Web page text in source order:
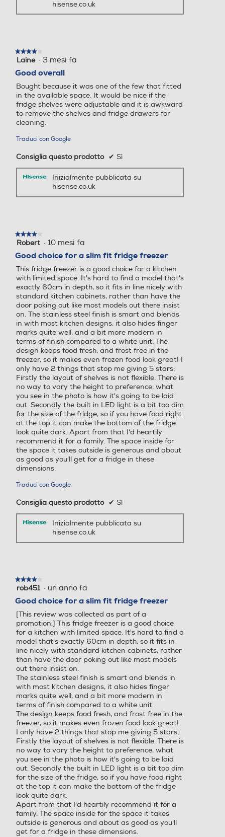
Raffreddamento
Altre funzioni Altre funzioni
Tipo di frigorifero
Combinato
Tipo di frigorifero
Tipo d'installazione
Libera
Tipo d'installazione
Numero di compressori
1
Numero di compressori
Posizione cerniere
A destra
Posizione cerniere
Numero di porte Numero di porte
Tipo porta
A cerniera
Tipo porta
Maniglie integrate Maniglie integrate
Altre descrizioni strutturali
Illuminazione LED interna,
piedini regolabili, Cassetto
Crisp con controllo umidità
Altezza-mm
1856
Larghezza-mm
595
Larghezza-mm
Profondità-mm
600
Profondità-mm
Peso-Kg
73
Peso-Kg
hisense.co.uk
★★★★★
★★★★★
4
5
stelle.
Laine · 3 mesi fa
Good overall
Bought because it was one of the few that fitted
in the available space. It would be nice if the
fridge shelves were adjustable and it is awkward
to remove the shelves and fridge drawers for
cleaning.
Traduci con Google
Consiglia questo prodotto ✔ Sì
Inizialmente pubblicata su
hisense.co.uk
★★★★★
★★★★★
4
5
stelle.
Robert · 10 mesi fa
Good choice for a slim fit fridge freezer
This fridge freezer is a good choice for a kitchen
with limited space. It's hard to find a model that's
exactly 60cm in depth, so it fits in line nicely with
standard kitchen cabinets, rather than have the
door poking out like most models out there insist
on. The stainless steel finish is smart and blends
in with most kitchen designs, it also hides finger
marks quite well, and a bit more modern in
terms of finish compared to a white unit. The
design keeps food fresh, and frost free in the
freezer, so it makes even frozen food look great! I
only have 2 things that stop me giving 5 stars;
Firstly the layout of shelves is not flexible. There is
no way to vary the height to preference, what
you see in the photo is how it's going to be laid
out. Secondly the built in LED light is a bit too dim
for the size of the fridge, so if you have food right
at the top it can make the bottom of the fridge
look quite dark. Apart from that I'd heartily
recommend it for a family. The space inside for
the space it takes outside is generous and about
as good as you'll get for a fridge in these
dimensions.
Traduci con Google
Consiglia questo prodotto ✔ Sì
Inizialmente pubblicata su
hisense.co.uk
★★★★★
★★★★★
4
stelle.
rob451 · un anno fa
Good choice for a slim fit fridge freezer
[This review was collected as part of a
promotion.] This fridge freezer is a good choice
for a kitchen with limited space. It's hard to find a
model that's exactly 60cm in depth, so it fits in
line nicely with standard kitchen cabinets, rather
than have the door poking out like most models
out there insist on.
The stainless steel finish is smart and blends in
with most kitchen designs, it also hides finger
marks quite well, and a bit more modern in
terms of finish compared to a white unit.
The design keeps food fresh, and frost free in the
freezer, so it makes even frozen food look great!
I only have 2 things that stop me giving 5 stars;
Firstly the layout of shelves is not flexible. There is
no way to vary the height to preference, what
you see in the photo is how it's going to be laid
out. Secondly the built in LED light is a bit too dim
for the size of the fridge, so if you have food right
at the top it can make the bottom of the fridge
look quite dark.
Apart from that I'd heartily recommend it for a
family. The space inside for the space it takes
outside is generous and about as good as you'll
get for a fridge in these dimensions.